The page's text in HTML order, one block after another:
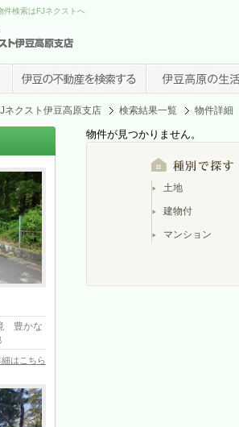
件検索はFJネクストへ
ネクスト伊豆高原支店 検索結果一覧 物件詳細
豊かな
細はこちら
物件が見つかりません。
土地
建物付
マンション